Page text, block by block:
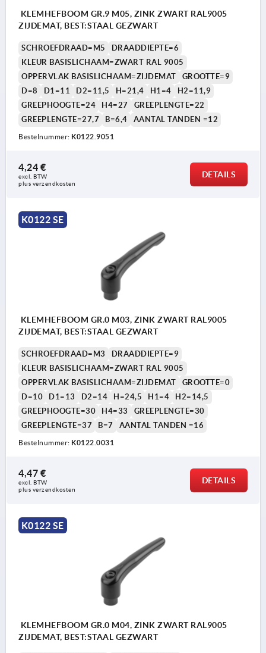
KLEMHEFBOOM GR.9 M05, ZINK ZWART RAL9005
ZIJDEMAT, BEST:STAAL GEZWART
SCHROEFDRAAD=M5
DRAADDIEPTE=6
KLEUR BASISLICHAAM=ZWART RAL 9005
OPPERVLAK BASISLICHAAM=ZIJDEMAT
GROOTTE=9
D=8
D1=11 D2=11,5 H=21,4 H1=4
H2=11,9
GREEPHOOGTE=24
H4=27
GREEPLENGTE=22
GREEPLENGTE=27,7
B=6,4 AANTAL TANDEN =12
Bestelnummer: K0122.9051
4,24 €
excl. BTW
plus verzendkosten
DETAILS
K0122 SE
KLEMHEFBOOM GR.0 M03, ZINK ZWART RAL9005
ZIJDEMAT, BEST:STAAL GEZWART
SCHROEFDRAAD=M3
DRAADDIEPTE=9
KLEUR BASISLICHAAM=ZWART RAL 9005
OPPERVLAK BASISLICHAAM=ZIJDEMAT
GROOTTE=0
D=10
D1=13 D2=14 H=24,5 H1=4
H2=14,5
GREEPHOOGTE=30
H4=33
GREEPLENGTE=30
GREEPLENGTE=37
B=7 AANTAL TANDEN =16
Bestelnummer: K0122.0031
4,47 €
excl. BTW
plus verzendkosten
DETAILS
K0122 SE
KLEMHEFBOOM GR.0 M04, ZINK ZWART RAL9005
ZIJDEMAT, BEST:STAAL GEZWART